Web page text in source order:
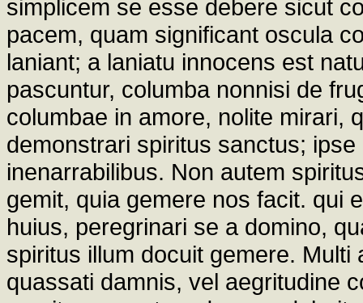
simplicem se esse debere sicut
pacem, quam significant oscula
laniant; a laniatu innocens est
pascuntur, columba nonnisi de
columbae in amore, nolite mirari,
demonstrari spiritus sanctus;
inenarrabilibus. Non autem
gemit, quia gemere nos facit. qui
huius, peregrinari se a domino,
spiritus illum docuit gemere.
quassati damnis, vel aegritudine